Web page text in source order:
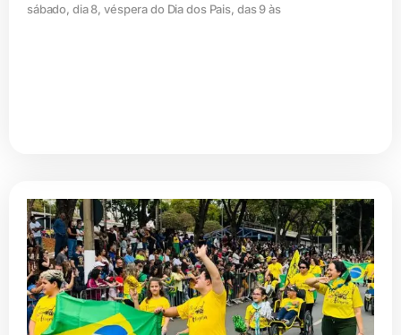
sábado, dia 8, véspera do Dia dos Pais, das 9 às